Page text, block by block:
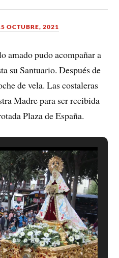
OCTUBRE, 2021
amado pudo acompañar a
su Santuario. Después de
de vela. Las costaleras
Madre para ser recibida
Plaza de España.